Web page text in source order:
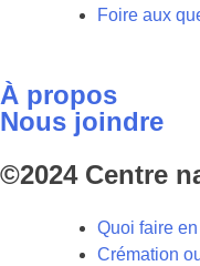
Foire aux
À propos
Nous joindre
©2024 Centre
Quoi faire
Crémation